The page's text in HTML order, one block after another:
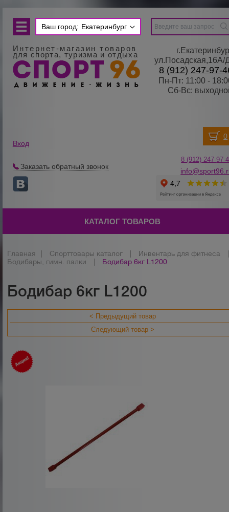
Ваш город: Екатеринбург
Интернет-магазин товаров
для спорта, туризма и отдыха
8 (912) 247-97-
Пн-Пт: 11:00 -
Сб-Вс:
Вход
Заказать обратный звонок
8 (912) 247-97-
КАТАЛОГ ТОВАРОВ
Главная Спорттовары каталог Инвентарь для фитнеса
Бодибары, гимн. палки
Бодибар 6кг L1200
Бодибар 6кг L1200
< Предыдущий товар
Следующий товар >